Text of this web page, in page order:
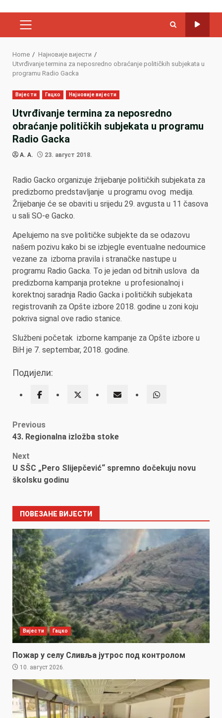
PRIMARY
Home
Најновије вијести
Utvrđivanje termina za neposredno obraćanje političkih subjekata u
programu Radio Gacka
Вијести Гацко Најновије вијести
Utvrđivanje termina za neposredno
obraćanje političkih subjekata u programu
Radio Gacka
A. A. 23. август 2018.
Radio Gacko organizuje žrijebanje političkih subjekata za
predizborno predstavljanje u programu ovog medija.
Žrijebanje će se obaviti u srijedu 29. avgusta u 11 časova
u sali SO-e Gacko.
Apelujemo na sve političke subjekte da se odazovu
našem pozivu kako bi se izbjegle eventualne nedoumice
vezane za izborna pravila i stranačke nastupe u
programu Radio Gacka. To je jedan od bitnih uslova da
predizborna kampanja protekne u profesionalnoj i
korektnoj saradnja Radio Gacka i političkih subjekata
registrovanih za Opšte izbore 2018. godine u zoni koju
pokriva signal ove radio stanice.
Službeni početak izborne kampanje za Opšte izbore u
BiH je 7. septembar, 2018. godine.
Подијели:
Post
Previous
43. Regionalna izložba stoke
Next
U SŠC „Pero Slijepčević“ spremno dočekuju novu
školsku godinu
ПОВЕЗАНЕ ВИЈЕСТИ
Вијести Гацко
Пожар у селу Сливља јутрос под контролом
10. август 2026.